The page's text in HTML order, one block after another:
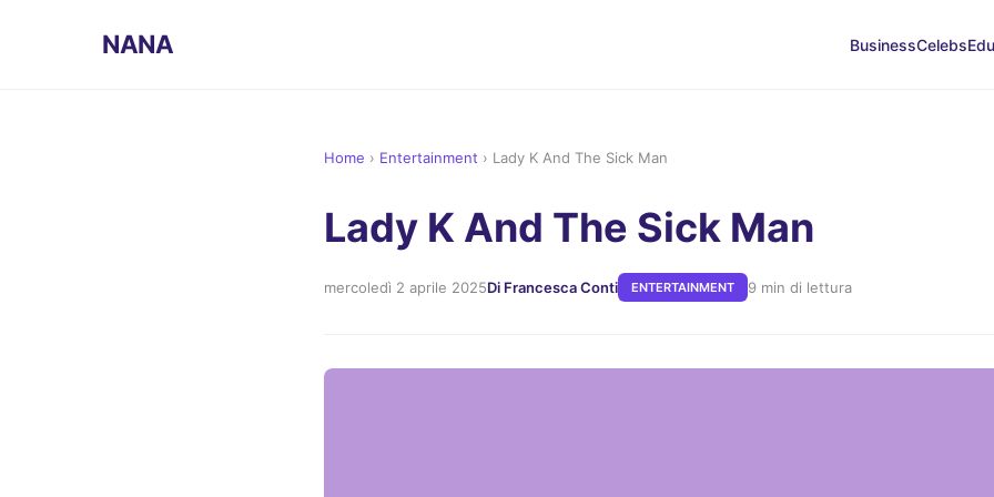
NANA BusinessCelebs
Home › Entertainment › Lady K And The Sick Man
Lady K And The Sick Man
mercoledì 2 aprile 2025Di Francesca Conti ENTERTAINMENT 9 min di lettura